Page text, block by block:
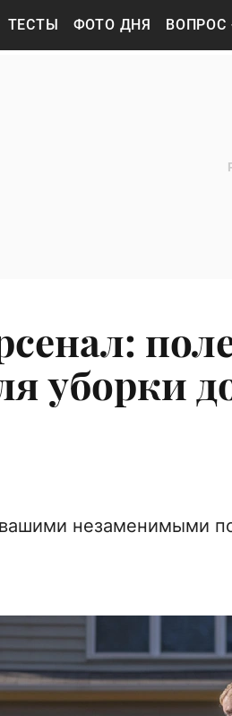
ТЕСТЫ ФОТО ДНЯ ВОПРОС
уборки
вашими незаменимыми